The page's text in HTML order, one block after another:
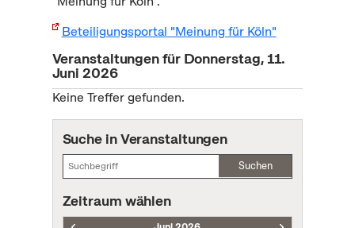
Beteiligungsportal "Meinung für Köln"
Veranstaltungen für Donnerstag, 11.
Juni 2026
Keine Treffer gefunden.
Suche in Veranstaltungen
Suchen
Zeitraum wählen